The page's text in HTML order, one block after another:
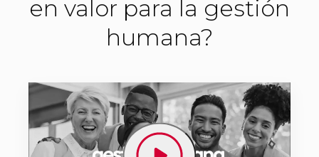
en valor para la gestión
humana?